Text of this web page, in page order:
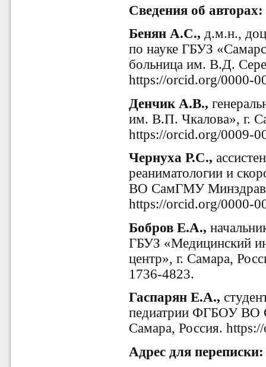
Сведения об авторах:
Бенян А.С., д.м.н.,
по науке ГБУЗ
больница им. В.Д.
https://orcid.org/0000-
Денчик А.В.,
им. В.П. Чкалова», г.
https://orcid.org/0009-
Чернуха Р.С.,
реаниматологии и
ВО СамГМУ Минздрава
https://orcid.org/0000-
Бобров Е.А.,
ГБУЗ «Медицинский
центр», г. Самара,
1736-4823.
Гаспарян Е.А.,
педиатрии ФГБОУ ВО
Самара, Россия.
Адрес для переписки: